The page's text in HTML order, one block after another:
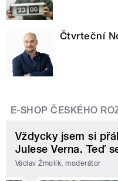
Čtvrteční
E-SHOP ČESKÉHO
Vždycky jsem si
Julese Verna. Teď
Václav Žmolík, moderátor